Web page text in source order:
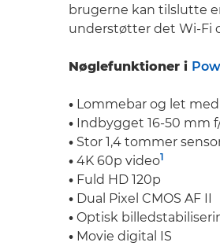
brugerne kan tilslutte
understøtter det Wi-Fi
Nøglefunktioner i
• Lommebar og let
• Indbygget 16-50 mm
• Stor 1,4 tommer
• 4K 60p video1
• Fuld HD 120p
• Dual Pixel CMOS AF II
• Optisk
• Movie digital IS